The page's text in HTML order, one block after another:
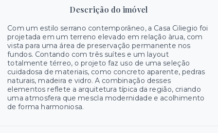
Descrição do imóvel
Com um estilo serrano contemporâneo, a Casa Ciliegio foi
projetada em um terreno elevado em relação àrua, com
vista para uma área de preservação permanente nos
fundos. Contando com três suítes e um layout
totalmente térreo, o projeto faz uso de uma seleção
cuidadosa de materiais, como concreto aparente, pedras
naturais, madeira e vidro. A combinação desses
elementos reflete a arquitetura típica da região, criando
uma atmosfera que mescla modernidade e acolhimento
de forma harmoniosa.